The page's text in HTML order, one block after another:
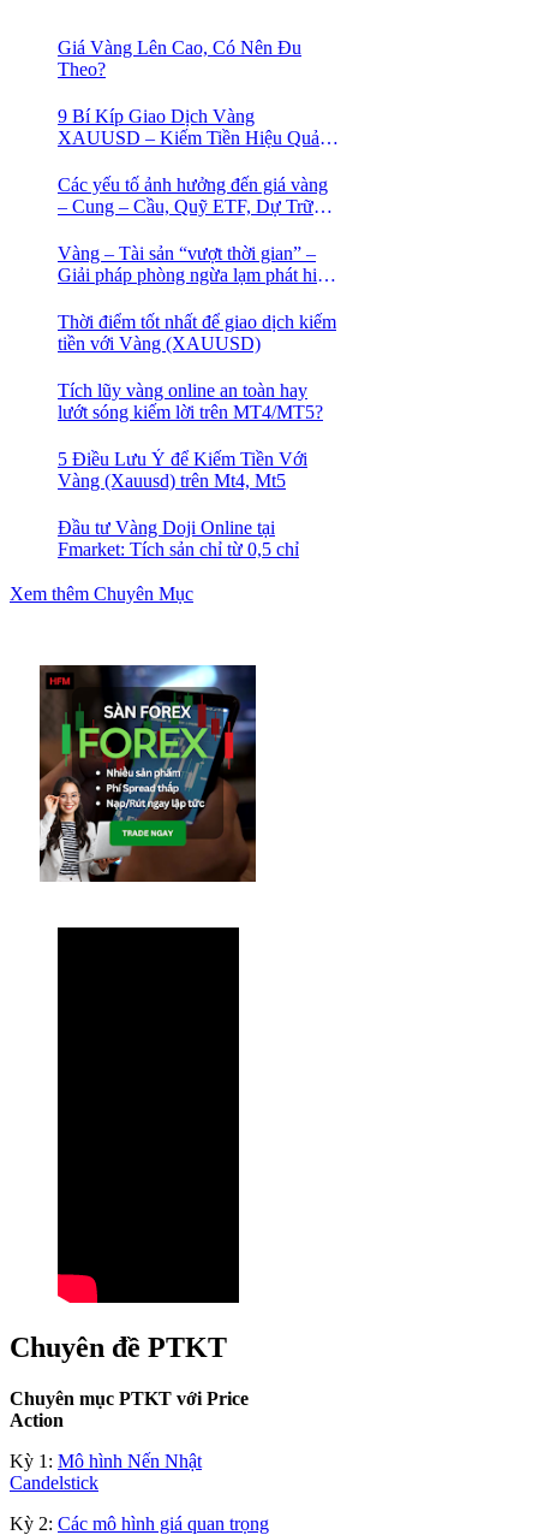
Giá Vàng Lên Cao, Có Nên Đu
Theo?
9 Bí Kíp Giao Dịch Vàng
XAUUSD – Kiếm Tiền Hiệu Quả
Các yếu tố ảnh hưởng đến giá vàng
– Cung – Cầu, Quỹ ETF, Dự Trữ
Vàng – Tài sản “vượt thời gian” –
Giải pháp phòng ngừa lạm phát hiệu
Thời điểm tốt nhất để giao dịch kiếm
tiền với Vàng (XAUUSD)
Tích lũy vàng online an toàn hay
lướt sóng kiếm lời trên MT4/MT5?
5 Điều Lưu Ý để Kiếm Tiền Với
Vàng (Xauusd) trên Mt4, Mt5
Đầu tư Vàng Doji Online tại
Fmarket: Tích sản chỉ từ 0,5 chỉ
Xem thêm Chuyên Mục
Chuyên đề PTKT
Chuyên mục PTKT với Price
Action
Kỳ 1: Mô hình Nến Nhật
Candelstick
Kỳ 2: Các mô hình giá quan trọng